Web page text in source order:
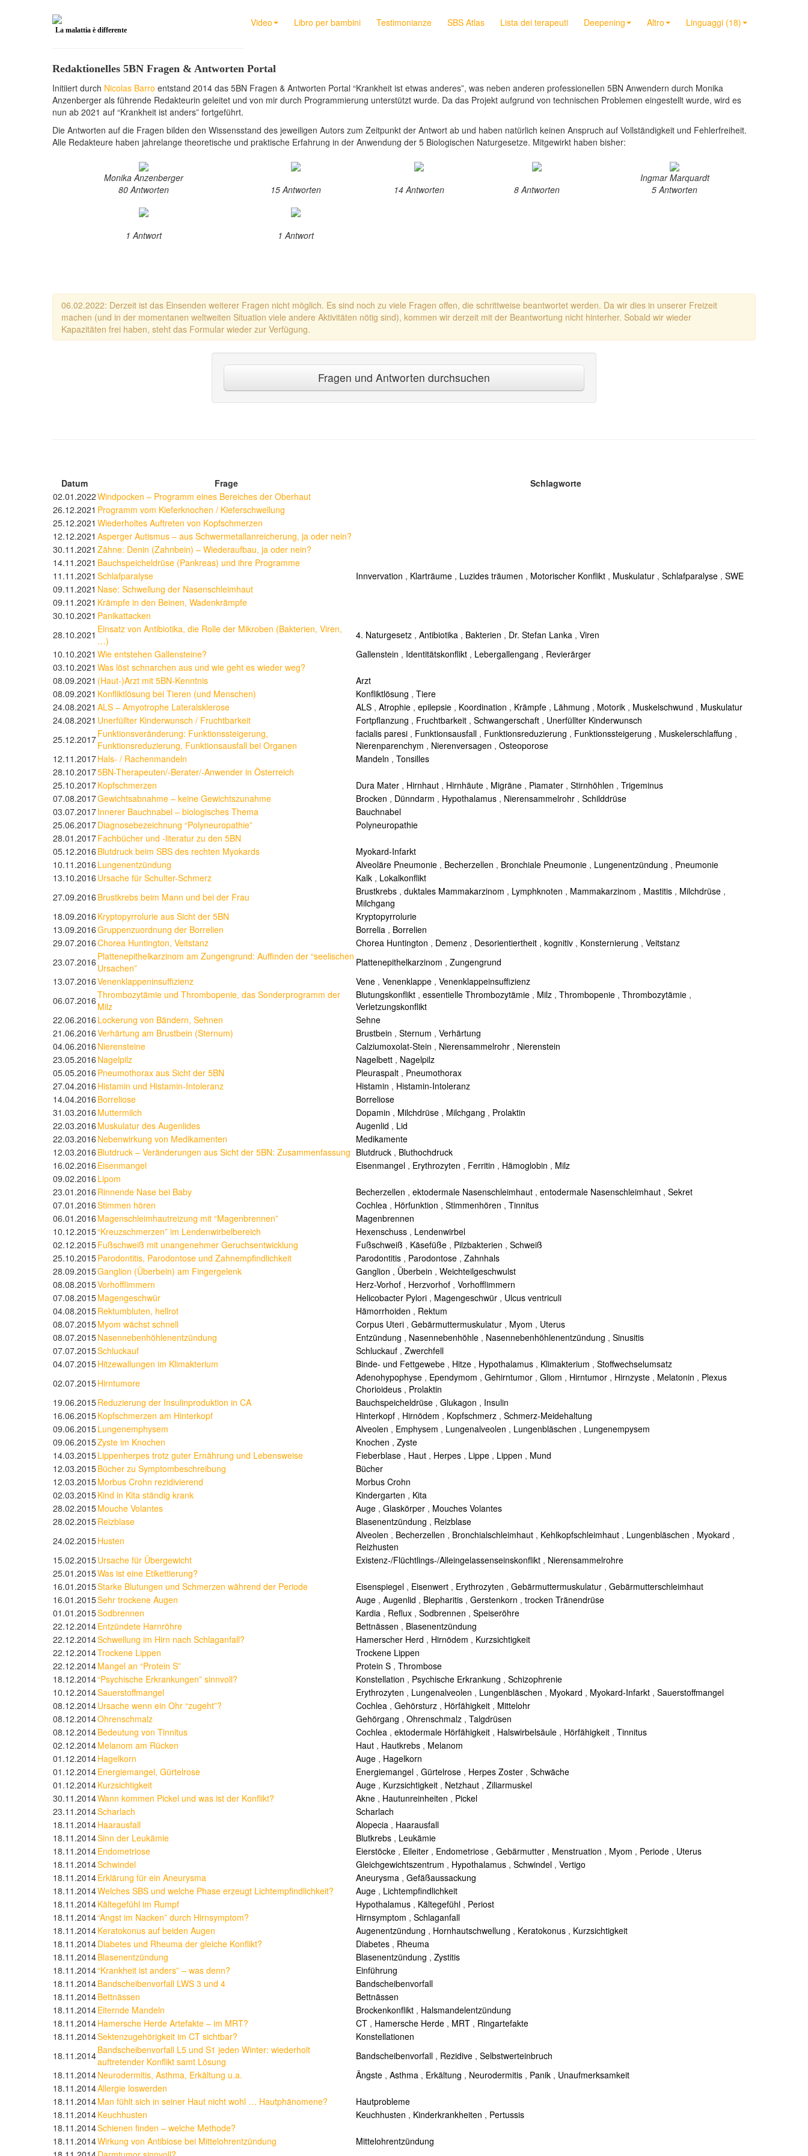
Video Libro per bambini Testimonianze SBS Atlas Lista dei terapeuti Deepening Altro Linguaggi (18)
La malattia è differente
Redaktionelles 5BN Fragen & Antworten Portal
Initiiert durch Nicolas Barro entstand 2014 das 5BN Fragen & Antworten Portal “Krankheit ist etwas anderes”, was neben anderen professionellen 5BN Anwendern durch Monika
Anzenberger als führende Redakteurin geleitet und von mir durch Programmierung unterstützt wurde. Da das Projekt aufgrund von technischen Problemen eingestellt wurde, wird es
nun ab 2021 auf “Krankheit ist anders” fortgeführt.
Die Antworten auf die Fragen bilden den Wissensstand des jeweiligen Autors zum Zeitpunkt der Antwort ab und haben natürlich keinen Anspruch auf Vollständigkeit und Fehlerfreiheit.
Alle Redakteure haben jahrelange theoretische und praktische Erfahrung in der Anwendung der 5 Biologischen Naturgesetze. Mitgewirkt haben bisher:
Monika Anzenberger
80 Antworten
15 Antworten 14 Antworten 8 Antworten
Ingmar Marquardt
5 Antworten
1 Antwort 1 Antwort
06.02.2022: Derzeit ist das Einsenden weiterer Fragen nicht möglich. Es sind noch zu viele Fragen offen, die schrittweise beantwortet werden. Da wir dies in unserer Freizeit
machen (und in der momentanen weltweiten Situation viele andere Aktivitäten nötig sind), kommen wir derzeit mit der Beantwortung nicht hinterher. Sobald wir wieder
Kapazitäten frei haben, steht das Formular wieder zur Verfügung.
Fragen und Antworten durchsuchen
Datum Frage
Schlagworte
02.01.2022Windpocken – Programm eines Bereiches der Oberhaut
26.12.2021 Programm vom Kieferknochen / Kieferschwellung
25.12.2021 Wiederholtes Auftreten von Kopfschmerzen
12.12.2021 Asperger Autismus – aus Schwermetallanreicherung, ja oder nein?
30.11.2021 Zähne: Denin (Zahnbein) – Wiederaufbau, ja oder nein?
14.11.2021 Bauchspeicheldrüse (Pankreas) und ihre Programme
11.11.2021 Schlafparalyse Innvervation , Klarträume , Luzides träumen , Motorischer Konflikt , Muskulatur , Schlafparalyse , SWE
09.11.2021 Nase: Schwellung der Nasenschleimhaut
09.11.2021 Krämpfe in den Beinen, Wadenkrämpfe
30.10.2021 Panikattacken
28.10.2021 Einsatz von Antibiotika, die Rolle der Mikroben (Bakterien, Viren,
…)
4. Naturgesetz , Antibiotika , Bakterien , Dr. Stefan Lanka , Viren
10.10.2021 Wie entstehen Gallensteine? Gallenstein , Identitätskonflikt , Lebergallengang , Revierärger
03.10.2021 Was löst schnarchen aus und wie geht es wieder weg?
08.09.2021 (Haut-)Arzt mit 5BN-Kenntnis
Arzt
08.09.2021 Konfliktlösung bei Tieren (und Menschen) Konfliktlösung , Tiere
24.08.2021 ALS – Amyotrophe Lateralsklerose ALS , Atrophie , epilepsie , Koordination , Krämpfe , Lähmung , Motorik , Muskelschwund , Muskulatur
24.08.2021 Unerfüllter Kinderwunsch / Fruchtbarkeit Fortpflanzung , Fruchtbarkeit , Schwangerschaft , Unerfüllter Kinderwunsch
25.12.2017Funktionsveränderung: Funktionssteigerung,
Funktionsreduzierung, Funktionsausfall bei Organen
facialis paresi , Funktionsausfall , Funktionsreduzierung , Funktionssteigerung , Muskelerschlaffung ,
Nierenparenchym , Nierenversagen , Osteoporose
12.11.2017Hals- / Rachenmandeln Mandeln , Tonsilles
28.10.20175BN-Therapeuten/-Berater/-Anwender in Österreich
25.10.2017Kopfschmerzen Dura Mater , Hirnhaut , Hirnhäute , Migräne , Piamater , Stirnhöhlen , Trigeminus
07.08.2017Gewichtsabnahme – keine Gewichtszunahme Brocken , Dünndarm , Hypothalamus , Nierensammelrohr , Schilddrüse
03.07.2017Innerer Bauchnabel – biologisches Thema
Bauchnabel
25.06.2017Diagnosebezeichnung “Polyneuropathie”
Polyneuropathie
28.01.2017Fachbücher und -literatur zu den 5BN
05.12.2016 Blutdruck beim SBS des rechten Myokards
Myokard-Infarkt
10.11.2016 Lungenentzündung Alveoläre Pneumonie , Becherzellen , Bronchiale Pneumonie , Lungenentzündung , Pneumonie
13.10.2016 Ursache für Schulter-Schmerz Kalk , Lokalkonflikt
27.09.2016 Brustkrebs beim Mann und bei der Frau Brustkrebs , duktales Mammakarzinom , Lymphknoten , Mammakarzinom , Mastitis , Milchdrüse ,
Milchgang
18.09.2016 Kryptopyrrolurie aus Sicht der 5BN
Kryptopyrrolurie
13.09.2016Gruppenzuordnung der Borrelien Borrelia , Borrelien
29.07.2016Chorea Huntington, Veitstanz Chorea Huntington , Demenz , Desorientiertheit , kognitiv , Konsternierung , Veitstanz
23.07.2016 Plattenepithelkarzinom am Zungengrund: Auffinden der “seelischen
Ursachen”
Plattenepithelkarzinom , Zungengrund
13.07.2016Venenklappeninsuffizienz Vene , Venenklappe , Venenklappeinsuffizienz
06.07.2016Thrombozytämie und Thrombopenie, das Sonderprogramm der
Milz
Blutungskonflikt , essentielle Thrombozytämie , Milz , Thrombopenie , Thrombozytämie ,
Verletzungskonflikt
22.06.2016 Lockerung von Bändern, Sehnen
Sehne
21.06.2016Verhärtung am Brustbein (Sternum) Brustbein , Sternum , Verhärtung
04.06.2016 Nierensteine Calziumoxolat-Stein , Nierensammelrohr , Nierenstein
23.05.2016 Nagelpilz Nagelbett , Nagelpilz
05.05.2016 Pneumothorax aus Sicht der 5BN Pleuraspalt , Pneumothorax
27.04.2016 Histamin und Histamin-Intoleranz Histamin , Histamin-Intoleranz
14.04.2016 Borreliose
Borreliose
31.03.2016 Muttermilch Dopamin , Milchdrüse , Milchgang , Prolaktin
22.03.2016 Muskulatur des Augenlides Augenlid , Lid
22.03.2016 Nebenwirkung von Medikamenten
Medikamente
12.03.2016 Blutdruck – Veränderungen aus Sicht der 5BN: Zusammenfassung Blutdruck , Bluthochdruck
16.02.2016 Eisenmangel Eisenmangel , Erythrozyten , Ferritin , Hämoglobin , Milz
09.02.2016 Lipom
23.01.2016 Rinnende Nase bei Baby Becherzellen , ektodermale Nasenschleimhaut , entodermale Nasenschleimhaut , Sekret
07.01.2016Stimmen hören Cochlea , Hörfunktion , Stimmenhören , Tinnitus
06.01.2016 Magenschleimhautreizung mit “Magenbrennen”
Magenbrennen
10.12.2015“Kreuzschmerzen” im Lendenwirbelbereich Hexenschuss , Lendenwirbel
02.12.2015Fußschweiß mit unangenehmer Geruchsentwicklung Fußschweiß , Käsefüße , Pilzbakterien , Schweiß
25.10.2015Parodontitis, Parodontose und Zahnempfindlichkeit Parodontitis , Parodontose , Zahnhals
28.09.2015Ganglion (Überbein) am Fingergelenk Ganglion , Überbein , Weichteilgeschwulst
08.08.2015Vorhofflimmern Herz-Vorhof , Herzvorhof , Vorhofflimmern
07.08.2015Magengeschwür Helicobacter Pylori , Magengeschwür , Ulcus ventriculi
04.08.2015Rektumbluten, hellrot Hämorrhoiden , Rektum
08.07.2015Myom wächst schnell Corpus Uteri , Gebärmuttermuskulatur , Myom , Uterus
08.07.2015Nasennebenhöhlenentzündung Entzündung , Nasennebenhöhle , Nasennebenhöhlenentzündung , Sinusitis
07.07.2015Schluckauf Schluckauf , Zwerchfell
04.07.2015Hitzewallungen im Klimakterium Binde- und Fettgewebe , Hitze , Hypothalamus , Klimakterium , Stoffwechselumsatz
02.07.2015Hirntumore Adenohypophyse , Ependymom , Gehirntumor , Gliom , Hirntumor , Hirnzyste , Melatonin , Plexus
Chorioideus , Prolaktin
19.06.2015Reduzierung der Insulinproduktion in CA Bauchspeicheldrüse , Glukagon , Insulin
16.06.2015Kopfschmerzen am Hinterkopf Hinterkopf , Hirnödem , Kopfschmerz , Schmerz-Meidehaltung
09.06.2015Lungenemphysem Alveolen , Emphysem , Lungenalveolen , Lungenbläschen , Lungenempysem
09.06.2015Zyste im Knochen Knochen , Zyste
14.03.2015Lippenherpes trotz guter Ernährung und Lebensweise Fieberblase , Haut , Herpes , Lippe , Lippen , Mund
12.03.2015Bücher zu Symptombeschreibung
Bücher
12.03.2015Morbus Crohn rezidivierend
Morbus Crohn
02.03.2015Kind in Kita ständig krank Kindergarten , Kita
28.02.2015Mouche Volantes Auge , Glaskörper , Mouches Volantes
28.02.2015Reizblase Blasenentzündung , Reizblase
24.02.2015Husten Alveolen , Becherzellen , Bronchialschleimhaut , Kehlkopfschleimhaut , Lungenbläschen , Myokard ,
Reizhusten
15.02.2015Ursache für Übergewicht Existenz-/Flüchtlings-/Alleingelassenseinskonflikt , Nierensammelrohre
25.01.2015Was ist eine Etikettierung?
16.01.2015Starke Blutungen und Schmerzen während der Periode Eisenspiegel , Eisenwert , Erythrozyten , Gebärmuttermuskulatur , Gebärmutterschleimhaut
16.01.2015Sehr trockene Augen Auge , Augenlid , Blepharitis , Gerstenkorn , trocken Tränendrüse
01.01.2015Sodbrennen Kardia , Reflux , Sodbrennen , Speiseröhre
22.12.2014Entzündete Harnröhre Bettnässen , Blasenentzündung
22.12.2014Schwellung im Hirn nach Schlaganfall? Hamerscher Herd , Hirnödem , Kurzsichtigkeit
22.12.2014Trockene Lippen
Trockene Lippen
22.12.2014Mangel an “Protein S” Protein S , Thrombose
18.12.2014“Psychische Erkrankungen” sinnvoll? Konstellation , Psychische Erkrankung , Schizophrenie
10.12.2014Sauerstoffmangel Erythrozyten , Lungenalveolen , Lungenbläschen , Myokard , Myokard-Infarkt , Sauerstoffmangel
08.12.2014Ursache wenn ein Ohr “zugeht”? Cochlea , Gehörsturz , Hörfähigkeit , Mittelohr
08.12.2014Ohrenschmalz Gehörgang , Ohrenschmalz , Talgdrüsen
08.12.2014Bedeutung von Tinnitus Cochlea , ektodermale Hörfähigkeit , Halswirbelsäule , Hörfähigkeit , Tinnitus
02.12.2014Melanom am Rücken Haut , Hautkrebs , Melanom
01.12.2014Hagelkorn Auge , Hagelkorn
01.12.2014Energiemangel, Gürtelrose Energiemangel , Gürtelrose , Herpes Zoster , Schwäche
01.12.2014Kurzsichtigkeit Auge , Kurzsichtigkeit , Netzhaut , Ziliarmuskel
30.11.2014Wann kommen Pickel und was ist der Konflikt? Akne , Hautunreinheiten , Pickel
23.11.2014Scharlach
Scharlach
18.11.2014Haarausfall Alopecia , Haarausfall
18.11.2014Sinn der Leukämie Blutkrebs , Leukämie
18.11.2014Endometriose Eierstöcke , Eileiter , Endometriose , Gebärmutter , Menstruation , Myom , Periode , Uterus
18.11.2014Schwindel Gleichgewichtszentrum , Hypothalamus , Schwindel , Vertigo
18.11.2014Erklärung für ein Aneurysma Aneurysma , Gefäßaussackung
18.11.2014Welches SBS und welche Phase erzeugt Lichtempfindlichkeit? Auge , Lichtempfindlichkeit
18.11.2014Kältegefühl im Rumpf Hypothalamus , Kältegefühl , Periost
18.11.2014“Angst im Nacken” durch Hirnsymptom? Hirnsymptom , Schlaganfall
18.11.2014Keratokonus auf beiden Augen Augenentzündung , Hornhautschwellung , Keratokonus , Kurzsichtigkeit
18.11.2014Diabetes und Rheuma der gleiche Konflikt? Diabetes , Rheuma
18.11.2014Blasenentzündung Blasenentzündung , Zystitis
18.11.2014“Krankheit ist anders” – was denn?
Einführung
18.11.2014Bandscheibenvorfall LWS 3 und 4
Bandscheibenvorfall
18.11.2014Bettnässen
Bettnässen
18.11.2014Eiternde Mandeln Brockenkonflikt , Halsmandelentzündung
18.11.2014Hamersche Herde Artefakte – im MRT? CT , Hamersche Herde , MRT , Ringartefakte
18.11.2014Sektenzugehörigkeit im CT sichtbar?
Konstellationen
18.11.2014Bandscheibenvorfall L5 und S1 jeden Winter: wiederholt
auftretender Konflikt samt Lösung
Bandscheibenvorfall , Rezidive , Selbstwerteinbruch
18.11.2014Neurodermitis, Asthma, Erkältung u.a. Ängste , Asthma , Erkältung , Neurodermitis , Panik , Unaufmerksamkeit
18.11.2014Allergie loswerden
18.11.2014Man fühlt sich in seiner Haut nicht wohl … Hautphänomene?
Hautprobleme
18.11.2014Keuchhusten Keuchhusten , Kinderkrankheiten , Pertussis
18.11.2014Schienen finden – welche Methode?
18.11.2014Wirkung von Antibiose bei Mittelohrentzündung
Mittelohrentzündung